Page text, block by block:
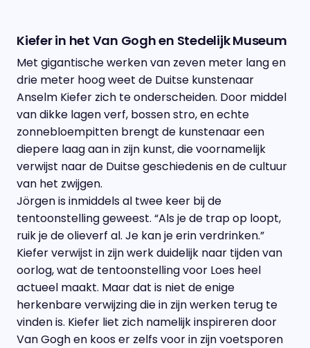
Kiefer in het Van Gogh en Stedelijk Museum
Met gigantische werken van zeven meter lang en
drie meter hoog weet de Duitse kunstenaar
Anselm Kiefer zich te onderscheiden. Door middel
van dikke lagen verf, bossen stro, en echte
zonnebloempitten brengt de kunstenaar een
diepere laag aan in zijn kunst, die voornamelijk
verwijst naar de Duitse geschiedenis en de cultuur
van het zwijgen.
Jörgen is inmiddels al twee keer bij de
tentoonstelling geweest. “Als je de trap op loopt,
ruik je de olieverf al. Je kan je erin verdrinken.”
Kiefer verwijst in zijn werk duidelijk naar tijden van
oorlog, wat de tentoonstelling voor Loes heel
actueel maakt. Maar dat is niet de enige
herkenbare verwijzing die in zijn werken terug te
vinden is. Kiefer liet zich namelijk inspireren door
Van Gogh en koos er zelfs voor in zijn voetsporen